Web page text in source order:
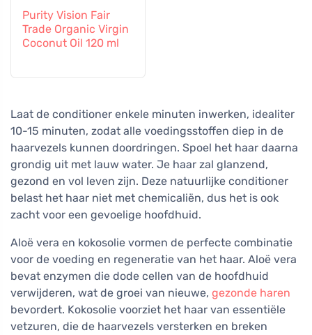
Purity Vision Fair
Trade Organic Virgin
Coconut Oil 120 ml
Laat de conditioner enkele minuten inwerken, idealiter
10-15 minuten, zodat alle voedingsstoffen diep in de
haarvezels kunnen doordringen. Spoel het haar daarna
grondig uit met lauw water. Je haar zal glanzend,
gezond en vol leven zijn. Deze natuurlijke conditioner
belast het haar niet met chemicaliën, dus het is ook
zacht voor een gevoelige hoofdhuid.
Aloë vera en kokosolie vormen de perfecte combinatie
voor de voeding en regeneratie van het haar. Aloë vera
bevat enzymen die dode cellen van de hoofdhuid
verwijderen, wat de groei van nieuwe, gezonde haren
bevordert. Kokosolie voorziet het haar van essentiële
vetzuren, die de haarvezels versterken en breken